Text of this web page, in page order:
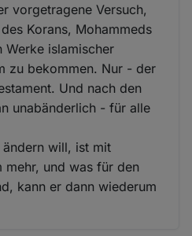
vorgetragene Versuch,
Korans, Mohammeds
Werke islamischer
zu bekommen. Nur - der
Und nach den
unabänderlich - für alle
will, ist mit
mehr, und was für den
kann er dann wiederum